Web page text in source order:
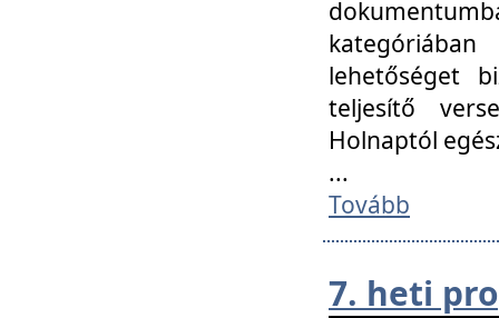
lehetőséget
teljesítő
Holnaptól
...
Tovább
7. heti